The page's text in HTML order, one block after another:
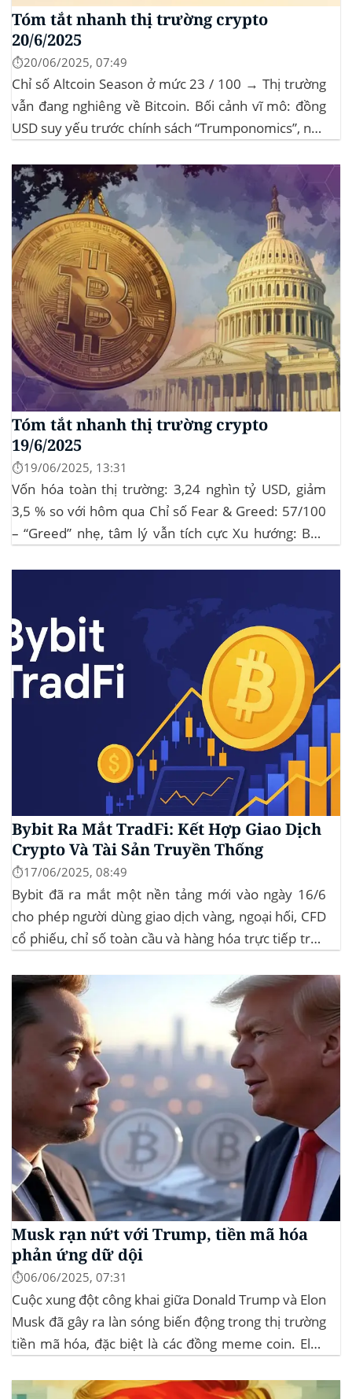
Tóm tắt nhanh thị trường crypto
20/6/2025
⏱️20/06/2025, 07:49
Chỉ số Altcoin Season ở mức 23 / 100 → Thị trường
vẫn đang nghiêng về Bitcoin. Bối cảnh vĩ mô: đồng
USD suy yếu trước chính sách “Trumponomics”, nhà
Sự kiện Chi tiết Hack 100 triệu USD...
Tóm tắt nhanh thị trường crypto
19/6/2025
⏱️19/06/2025, 13:31
Vốn hóa toàn thị trường: 3,24 nghìn tỷ USD, giảm
3,5 % so với hôm qua Chỉ số Fear & Greed: 57/100
– “Greed” nhẹ, tâm lý vẫn tích cực Xu hướng: BTC
Bybit Ra Mắt TradFi: Kết Hợp Giao Dịch
Crypto Và Tài Sản Truyền Thống
⏱️17/06/2025, 08:49
Bybit đã ra mắt một nền tảng mới vào ngày 16/6
cho phép người dùng giao dịch vàng, ngoại hối, CFD
cổ phiếu, chỉ số toàn cầu và hàng hóa trực tiếp trên
giao dịch tiền mã hóa...
Musk rạn nứt với Trump, tiền mã hóa
phản ứng dữ dội
⏱️06/06/2025, 07:31
Cuộc xung đột công khai giữa Donald Trump và Elon
Musk đã gây ra làn sóng biến động trong thị trường
tiền mã hóa, đặc biệt là các đồng meme coin. Elon
Government Efficiency) và chỉ trích dự luật “Big